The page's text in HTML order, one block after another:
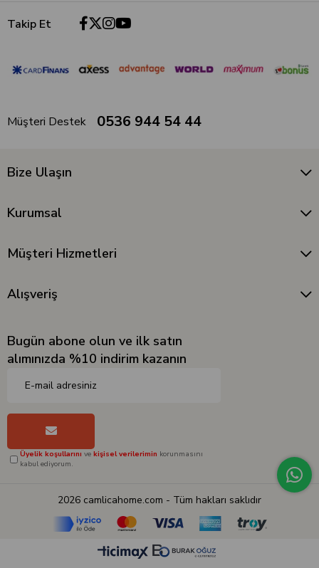
Takip Et
Müşteri Destek 0536 944 54 44
Bize Ulaşın
Kurumsal
Müşteri Hizmetleri
Alışveriş
Bugün abone olun ve ilk satın
alımınızda %10 indirim kazanın
Üyelik koşullarını ve kişisel verilerimin korunmasını
kabul ediyorum.
2026 camlicahome.com - Tüm hakları saklıdır